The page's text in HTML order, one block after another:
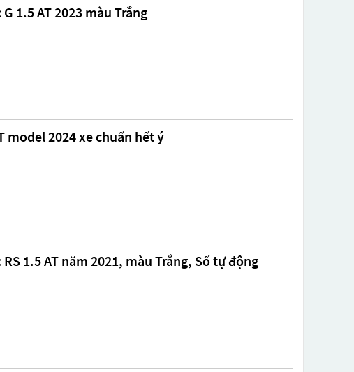
1.5 AT 2023 màu Trắng
model 2024 xe chuẩn hết ý
1.5 AT năm 2021, màu Trắng, Số tự động